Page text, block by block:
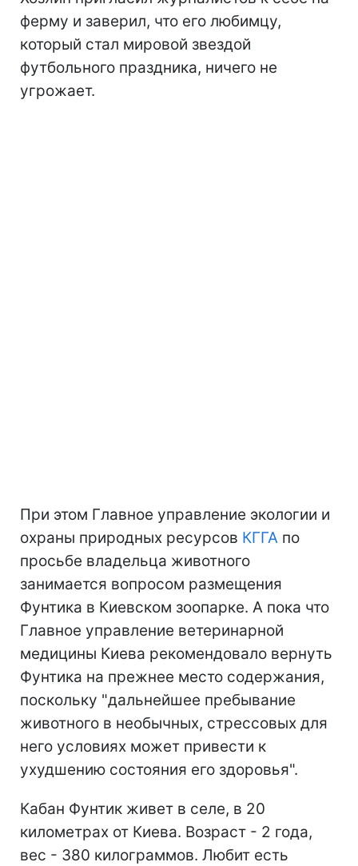
ферму и заверил, что его любимцу,
который стал мировой звездой
футбольного праздника, ничего не
угрожает.
При этом Главное управление экологии и
охраны природных ресурсов КГГА по
просьбе владельца животного
занимается вопросом размещения
Фунтика в Киевском зоопарке. А пока что
Главное управление ветеринарной
медицины Киева рекомендовало вернуть
Фунтика на прежнее место содержания,
поскольку "дальнейшее пребывание
животного в необычных, стрессовых для
него условиях может привести к
ухудшению состояния его здоровья".
Кабан Фунтик живет в селе, в 20
километрах от Киева. Возраст - 2 года,
вес - 380 килограммов. Любит есть